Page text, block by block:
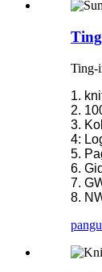
Ting-
1.
2.
3.
4:
5.
6.
7.
8.